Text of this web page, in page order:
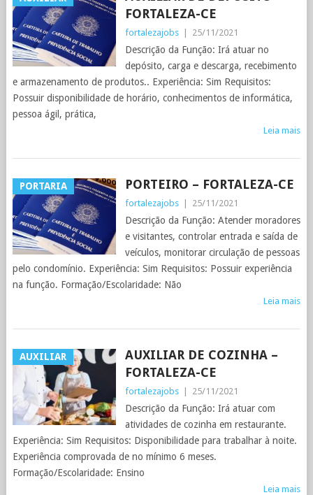
FORTALEZA-CE
fortalezajobs 25/11/2021
Descrição da Função: Irá atuar no
depósito, carga e descarga, recebimento
e armazenamento de produtos.. Experiência: Sim Requisitos:
Possuir disponibilidade de horário, conhecimentos de informática,
pessoa ágil, prática,
Leia mais
PORTARIA PORTEIRO – FORTALEZA-CE
fortalezajobs 25/11/2021
Descrição da Função: Atender moradores
e visitantes, controlar entrada e saída de
veículos, monitorar circulação de pessoas
pelo condomínio. Experiência: Sim Requisitos: Possuir experiência
na função. Formação/Escolaridade: Não
Leia mais
AUXILIAR
AUXILIAR DE COZINHA –
FORTALEZA-CE
fortalezajobs 25/11/2021
Descrição da Função: Irá atuar com
atividades de cozinha em restaurante.
Experiência: Sim Requisitos: Disponibilidade para trabalhar à noite.
Experiência comprovada de no mínimo 6 meses.
Formação/Escolaridade: Ensino
Leia mais